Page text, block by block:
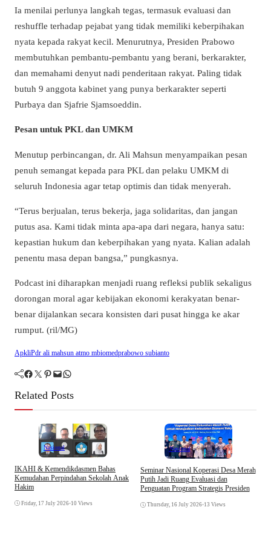
Ia menilai perlunya langkah tegas, termasuk evaluasi dan
reshuffle terhadap pejabat yang tidak memiliki keberpihakan
nyata kepada rakyat kecil. Menurutnya, Presiden Prabowo
membutuhkan pembantu-pembantu yang berani, berkarakter,
dan memahami denyut nadi penderitaan rakyat. Paling tidak
butuh 9 anggota kabinet yang punya berkarakter seperti
Purbaya dan Sjafrie Sjamsoeddin.
Pesan untuk PKL dan UMKM
Menutup perbincangan, dr. Ali Mahsun menyampaikan pesan
penuh semangat kepada para PKL dan pelaku UMKM di
seluruh Indonesia agar tetap optimis dan tidak menyerah.
“Terus berjualan, terus bekerja, jaga solidaritas, dan jangan
putus asa. Kami tidak minta apa-apa dari negara, hanya satu:
kepastian hukum dan keberpihakan yang nyata. Kalian adalah
penentu masa depan bangsa,” pungkasnya.
Podcast ini diharapkan menjadi ruang refleksi publik sekaligus
dorongan moral agar kebijakan ekonomi kerakyatan benar-
benar dijalankan secara konsisten dari pusat hingga ke akar
rumput. (ril/MG)
ApkliPdr ali mahsun atmo mbiomedprabowo subianto
Facebook Twitter Pinterest Mail WhatsApp
Related Posts
Nasional
IKAHI & Kemendikdasmen Bahas
Kemudahan Perpindahan Sekolah Anak
Hakim
Friday, 17 July 2026•10 Views
Nasional
Seminar Nasional Koperasi Desa Merah
Putih Jadi Ruang Evaluasi dan
Penguatan Program Strategis Presiden
Thursday, 16 July 2026•13 Views